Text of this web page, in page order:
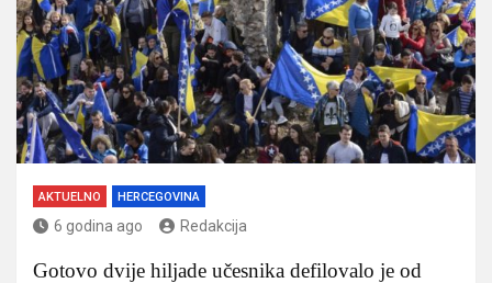
AKTUELNO HERCEGOVINA
6 godina ago Redakcija
Gotovo dvije hiljade učesnika defilovalo je od